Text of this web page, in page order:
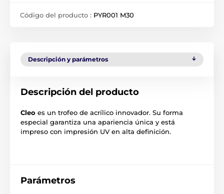
Código del producto : PYR001 M30
Descripción y parámetros
Descripción del producto
Cleo es un trofeo de acrílico innovador. Su forma
especial garantiza una apariencia única y está
impreso con impresión UV en alta definición.
Parámetros